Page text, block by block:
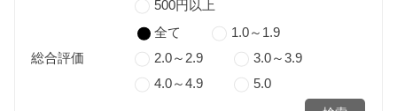
500円以上
総合評価
全て
1.0～1.9
2.0～2.9
3.0～3.9
4.0～4.9
5.0